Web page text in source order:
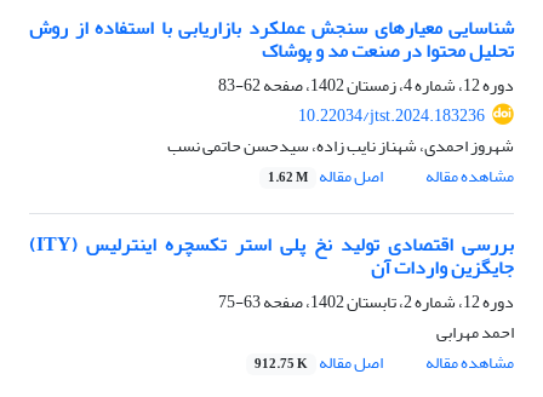
شناسایی معیارهای سنجش عملکرد بازاریابی با استفاده از روش
تحلیل محتوا در صنعت مد و پوشاک
دوره 12، شماره 4، زمستان 1402، صفحه
62-83
10.22034/jtst.2024.183236
شهروز احمدی، شهناز نایب زاده، سیدحسن حاتمی نسب
مشاهده مقاله
اصل مقاله 1.62 M
بررسی اقتصادی تولید نخ پلی استر تکسچره اینترلیس (ITY)
جایگزین واردات آن
دوره 12، شماره 2، تابستان 1402، صفحه
63-75
احمد مهرابی
مشاهده مقاله
اصل مقاله 912.75 K